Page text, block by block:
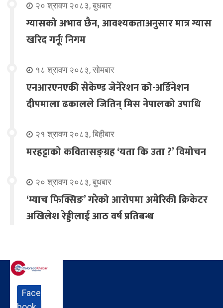
२० श्रावण २०८३, बुधबार
ग्यासको अभाव छैन, आवश्यकताअनुसार मात्र ग्यास
खरिद गर्नूः निगम
१८ श्रावण २०८३, सोमबार
एनआरएनएकी सेकेण्ड जेनेरेशन को-अर्डिनेशन
दीपमाला ढकालले जितिन् मिस नेपालको उपाधि
२१ श्रावण २०८३, बिहीबार
मरहट्टाको कवितासङ्ग्रह ‘यता कि उता ?’ विमोचन
२० श्रावण २०८३, बुधबार
‘म्याच फिक्सिङ’ गरेको आरोपमा अमेरिकी क्रिकेटर
अखिलेश रेड्डीलाई आठ वर्ष प्रतिबन्ध
Face